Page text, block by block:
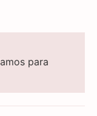
para